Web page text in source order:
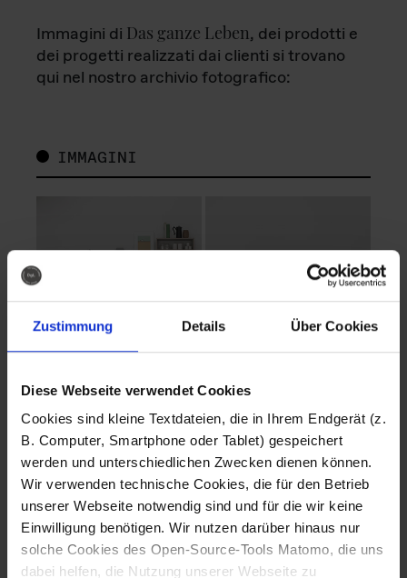
Zustimmung Details Über Cookies
Diese Webseite verwendet Cookies
Cookies sind kleine Textdateien, die in Ihrem Endgerät (z.
B. Computer, Smartphone oder Tablet) gespeichert
werden und unterschiedlichen Zwecken dienen können.
Wir verwenden technische Cookies, die für den Betrieb
unserer Webseite notwendig sind und für die wir keine
Einwilligung benötigen. Wir nutzen darüber hinaus nur
solche Cookies des Open-Source-Tools Matomo, die uns
dabei helfen, die Nutzung unserer Webseite zu
Immagini di Das ganze Leben, dei prodotti e
dei progetti realizzati dai clienti si trovano
qui nel nostro archivio fotografico:
IMMAGINI
Fotografo: Lorenz
Sternbach
Download
Fotografo: Lorenz
Sternbach
Download